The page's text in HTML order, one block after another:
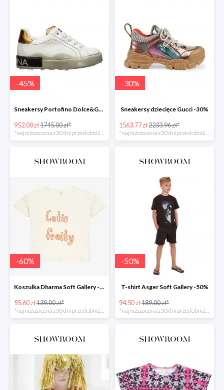
-45%
Sneakersy Portofino Dolce&Gabbana -45%
952.00 zł1745.00 zł*
-30%
Sneakersy dziecięce Gucci -30%
1563.77 zł2233.96 zł*
-60%
Koszulka Dharma Soft Gallery -60%
55.60 zł139.00 zł*
-50%
T-shirt Asger Soft Gallery -50%
94.50 zł189.00 zł*